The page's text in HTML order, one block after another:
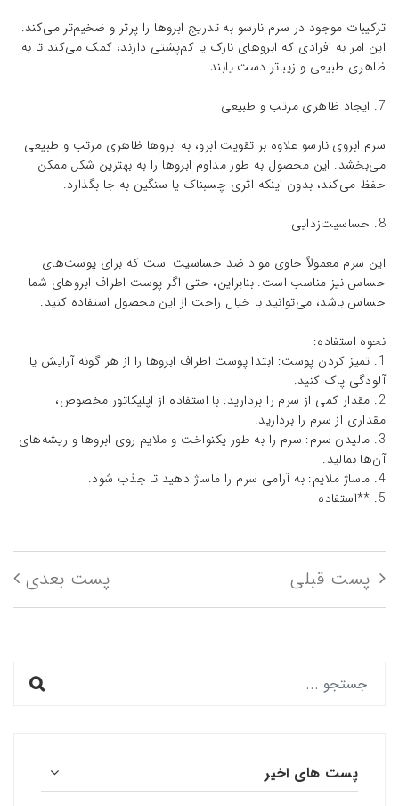
ترکیبات موجود در سرم نارسو به تدریج ابروها را پرتر و ضخیم‌تر می‌کند.
این امر به افرادی که ابروهای نازک یا کم‌پشتی دارند، کمک می‌کند تا به
ظاهری طبیعی و زیباتر دست یابند.
7. ایجاد ظاهری مرتب و طبیعی
سرم ابروی نارسو علاوه بر تقویت ابرو، به ابروها ظاهری مرتب و طبیعی
می‌بخشد. این محصول به طور مداوم ابروها را به بهترین شکل ممکن
حفظ می‌کند، بدون اینکه اثری چسبناک یا سنگین به جا بگذارد.
8. حساسیت‌زدایی
این سرم معمولاً حاوی مواد ضد حساسیت است که برای پوست‌های
حساس نیز مناسب است. بنابراین، حتی اگر پوست اطراف ابروهای شما
حساس باشد، می‌توانید با خیال راحت از این محصول استفاده کنید.
نحوه استفاده:
1. تمیز کردن پوست: ابتدا پوست اطراف ابروها را از هر گونه آرایش یا
آلودگی پاک کنید.
2. مقدار کمی از سرم را بردارید: با استفاده از اپلیکاتور مخصوص،
مقداری از سرم را بردارید.
3. مالیدن سرم: سرم را به طور یکنواخت و ملایم روی ابروها و ریشه‌های
آن‌ها بمالید.
4. ماساژ ملایم: به آرامی سرم را ماساژ دهید تا جذب شود.
5. **استفاده
پست قبلی پست بعدی
پست های اخیر